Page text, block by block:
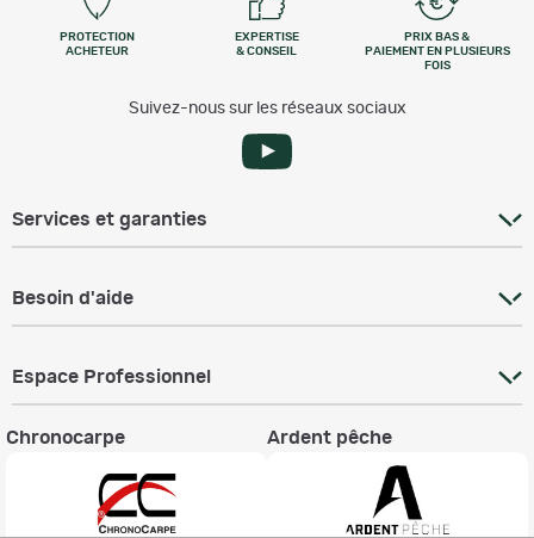
PROTECTION
ACHETEUR
EXPERTISE
& CONSEIL
PRIX BAS &
PAIEMENT EN PLUSIEURS
FOIS
Suivez-nous sur les réseaux sociaux
Services et garanties
Besoin d'aide
Espace Professionnel
Chronocarpe Ardent pêche